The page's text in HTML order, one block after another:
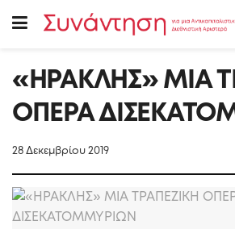
«ΗΡΑΚΛΗΣ» ΜΙΑ
ΟΠΕΡΑ
28 Δεκεμβρίου 2019